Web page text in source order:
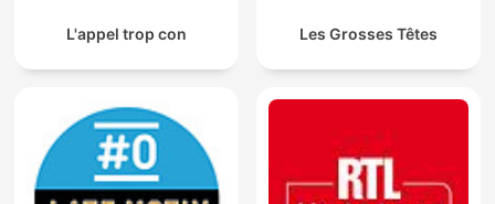
L'appel trop con Les Grosses Têtes